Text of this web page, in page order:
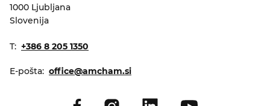
1000 Ljubljana
Slovenija
T: +386 8 205 1350
E-pošta: office@amcham.si